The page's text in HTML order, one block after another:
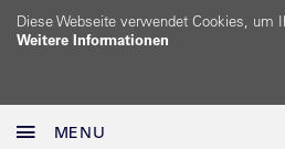
Diese Webseite verwendet Cookies, um
Weitere Informationen
MENU